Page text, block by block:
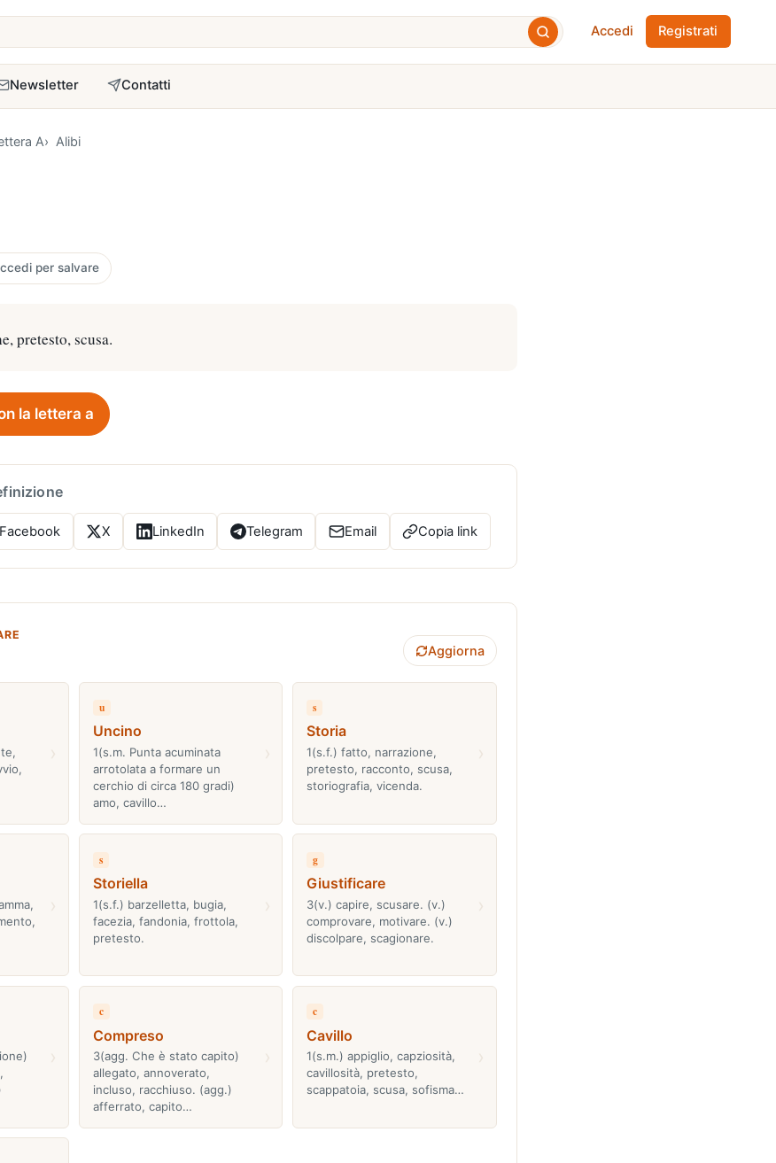
Accedi Registrati
Newsletter Contatti
A Alibi
per salvare
pretesto, scusa.
la lettera a
Facebook X LinkedIn Telegram Email Copia link
Aggiorna
u
Uncino
1(s.m. Punta acuminata
arrotolata a formare un
cerchio di circa 180 gradi)
amo, cavillo…
s
Storia
1(s.f.) fatto, narrazione,
pretesto, racconto, scusa,
storiografia, vicenda.
s
Storiella
1(s.f.) barzelletta, bugia,
facezia, fandonia, frottola,
pretesto.
g
Giustificare
3(v.) capire, scusare. (v.)
comprovare, motivare. (v.)
discolpare, scagionare.
c
Compreso
3(agg. Che è stato capito)
allegato, annoverato,
incluso, racchiuso. (agg.)
afferrato, capito…
c
Cavillo
1(s.m.) appiglio, capziosità,
cavillosità, pretesto,
scappatoia, scusa, sofisma…